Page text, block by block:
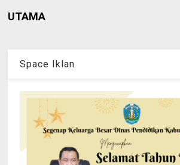
UTAMA
Space Iklan